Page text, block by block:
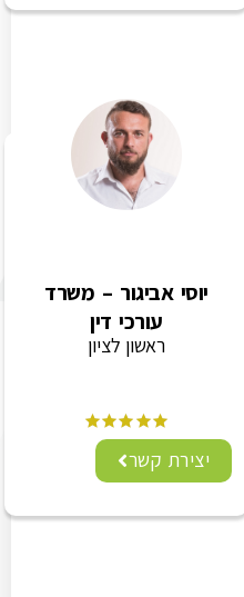
יוסי אביגור – משרד
עורכי דין
ראשון לציון
יצירת קשר